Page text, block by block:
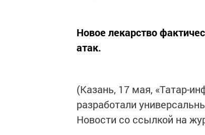
Новое лекарство
атак.
(Казань, 17 мая, «Татар-
разработали
Новости со ссылкой на